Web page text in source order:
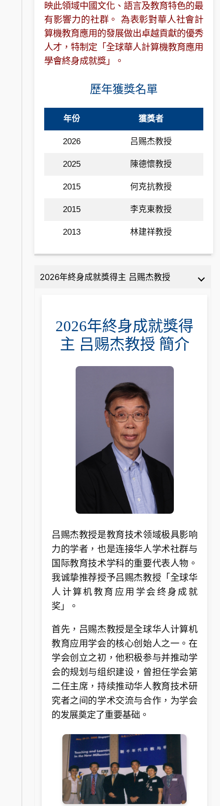
映此領域中國文化、語言及教育特色的最
有影響力的社群。 為表彰對華人社會計
算機教育應用的發展做出卓越貢獻的優秀
人才，特制定「全球華人計算機教育應用
學會終身成就獎」。
歷年獲獎名單
年份 獲獎者
2026 吕赐杰教授
2025 陳德懷教授
2015 何克抗教授
2015 李克東教授
2013 林建祥教授
2026年終身成就獎得主 吕赐杰教授
2026年終身成就獎得
主 吕赐杰教授 簡介
吕赐杰教授是教育技术领域极具影响
力的学者，也是连接华人学术社群与
国际教育技术学科的重要代表人物。
我诚挚推荐授予吕赐杰教授「全球华
人计算机教育应用学会终身成就
奖」。
首先，吕赐杰教授是全球华人计算机
教育应用学会的核心创始人之一。在
学会创立之初，他积极参与并推动学
会的规划与组织建设，曾担任学会第
二任主席，持续推动华人教育技术研
究者之间的学术交流与合作，为学会
的发展奠定了重要基础。